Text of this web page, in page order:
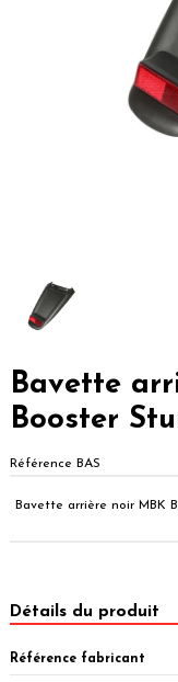
Bavette
Booster
Référence BAS
Bavette arrière noir MBK
Détails du produit
Référence fabricant